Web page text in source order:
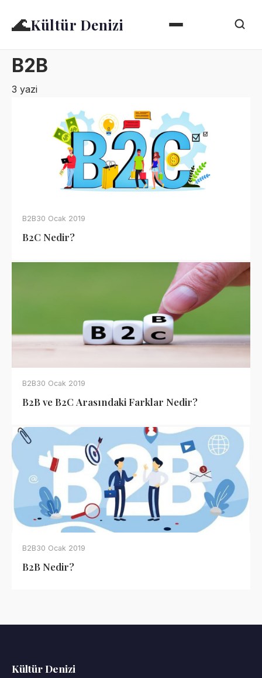
🌊Kültür Denizi
B2B
3 yazi
B2B30 Ocak 2019
B2C Nedir?
B2B30 Ocak 2019
B2B ve B2C Arasındaki Farklar Nedir?
B2B30 Ocak 2019
B2B Nedir?
Kültür Denizi